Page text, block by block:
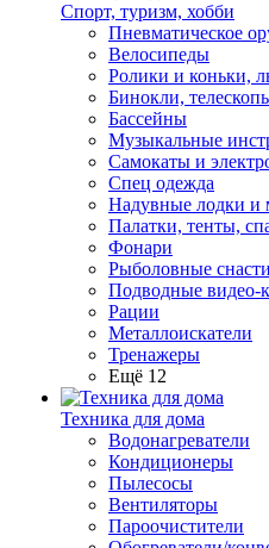
Спорт, туризм, хобби
Пневматическое
Велосипеды
Ролики и коньки,
Бинокли,
Бассейны
Музыкальные
Самокаты и
Спец одежда
Надувные лодки и
Палатки, тенты,
Фонари
Рыболовные снасти
Подводные видео-
Рации
Металлоискатели
Тренажеры
Ещё 12
Техника для дома
Водонагреватели
Кондиционеры
Пылесосы
Вентиляторы
Пароочистители